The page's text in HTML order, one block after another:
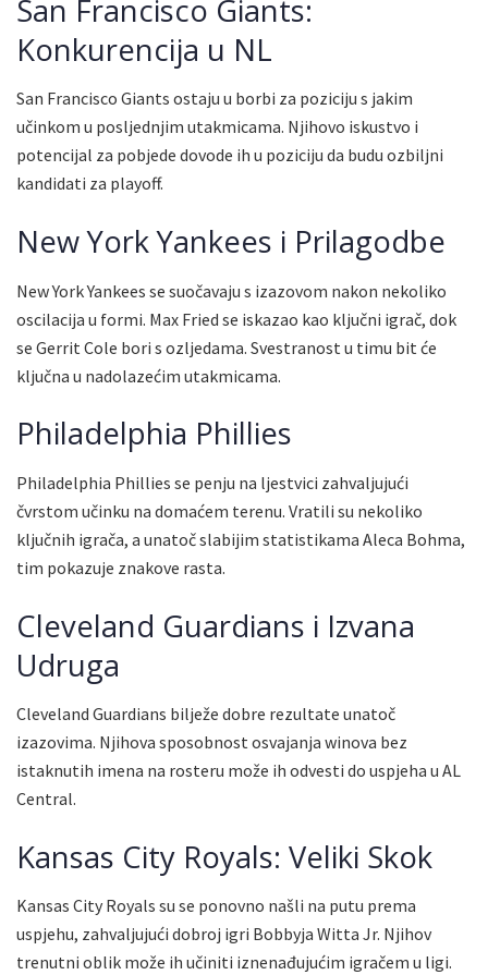
San Francisco Giants:
Konkurencija u NL
San Francisco Giants ostaju u borbi za poziciju s jakim
učinkom u posljednjim utakmicama. Njihovo iskustvo i
potencijal za pobjede dovode ih u poziciju da budu ozbiljni
kandidati za playoff.
New York Yankees i Prilagodbe
New York Yankees se suočavaju s izazovom nakon nekoliko
oscilacija u formi. Max Fried se iskazao kao ključni igrač, dok
se Gerrit Cole bori s ozljedama. Svestranost u timu bit će
ključna u nadolazećim utakmicama.
Philadelphia Phillies
Philadelphia Phillies se penju na ljestvici zahvaljujući
čvrstom učinku na domaćem terenu. Vratili su nekoliko
ključnih igrača, a unatoč slabijim statistikama Aleca Bohma,
tim pokazuje znakove rasta.
Cleveland Guardians i Izvana
Udruga
Cleveland Guardians bilježe dobre rezultate unatoč
izazovima. Njihova sposobnost osvajanja winova bez
istaknutih imena na rosteru može ih odvesti do uspjeha u AL
Central.
Kansas City Royals: Veliki Skok
Kansas City Royals su se ponovno našli na putu prema
uspjehu, zahvaljujući dobroj igri Bobbyja Witta Jr. Njihov
trenutni oblik može ih učiniti iznenađujućim igračem u ligi.